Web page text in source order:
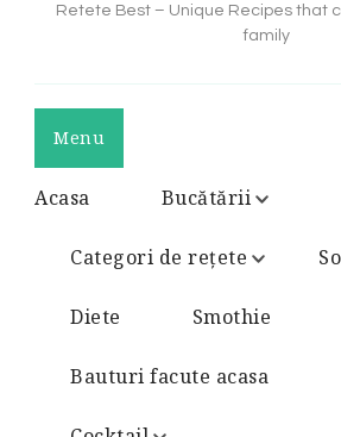
Retete Best – Unique Recipes that
family
Menu
Acasa Bucătării
Categori de rețete
Diete Smothie
Bauturi facute acasa